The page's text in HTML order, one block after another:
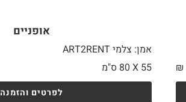
₪
אופניים
אמן: צלמי ART2RENT
55 X
לפרטים והזמנה